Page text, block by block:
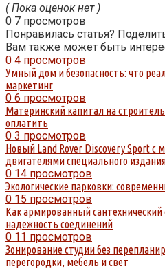
( Пока оценок нет )
0 7 просмотров
Понравилась статья?
Вам также может быть
0 4 просмотров
Умный дом и безопасность: что
маркетинг
0 6 просмотров
Материнский капитал на
оплатить
0 3 просмотров
Новый Land Rover Discovery Sport
двигателями специального
0 14 просмотров
Экологические парковки:
0 15 просмотров
Как армированный
надежность соединений
0 11 просмотров
Зонирование студии без
перегородки, мебель и свет